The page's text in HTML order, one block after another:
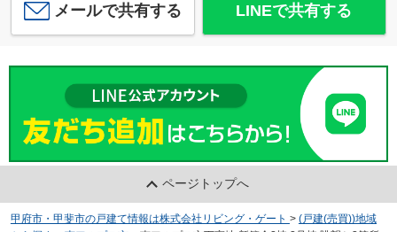
メールで共有する LINEで共有する
ページトップへ
甲府市・甲斐市の戸建て情報は株式会社リビング・ゲート > (戸建(売買))地域